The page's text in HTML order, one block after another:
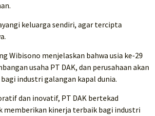
keluarga sendiri, agar tercipta
Wibisono menjelaskan bahwa usia ke-29
usaha PT DAK, dan perusahaan akan
industri galangan kapal dunia.
dan inovatif, PT DAK bertekad
kinerja terbaik bagi industri